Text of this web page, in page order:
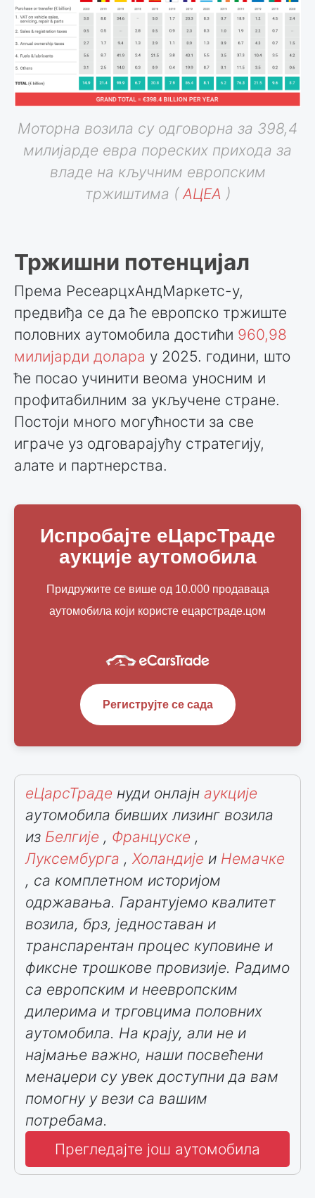
Моторна возила су одговорна за 398,4
милијарде евра пореских прихода за
владе на кључним европским
тржиштима ( АЦЕА )
Тржишни потенцијал
Према РесеарцхАндМаркетс-у,
предвиђа се да ће европско тржиште
половних аутомобила достићи 960,98
милијарди долара у 2025. години, што
ће посао учинити веома уносним и
профитабилним за укључене стране.
Постоји много могућности за све
играче уз одговарајућу стратегију,
алате и партнерства.
Испробајте еЦарсТраде
аукције аутомобила
Придружите се више од 10.000 продаваца
аутомобила који користе ецарстраде.цом
Региструјте се сада
еЦарсТраде нуди онлајн аукције
аутомобила бивших лизинг возила
из Белгије , Француске ,
Луксембурга , Холандије и Немачке
, са комплетном историјом
одржавања. Гарантујемо квалитет
возила, брз, једноставан и
транспарентан процес куповине и
фиксне трошкове провизије. Радимо
са европским и неевропским
дилерима и трговцима половних
аутомобила. На крају, али не и
најмање важно, наши посвећени
менаџери су увек доступни да вам
помогну у вези са вашим
потребама.
Прегледајте још аутомобила